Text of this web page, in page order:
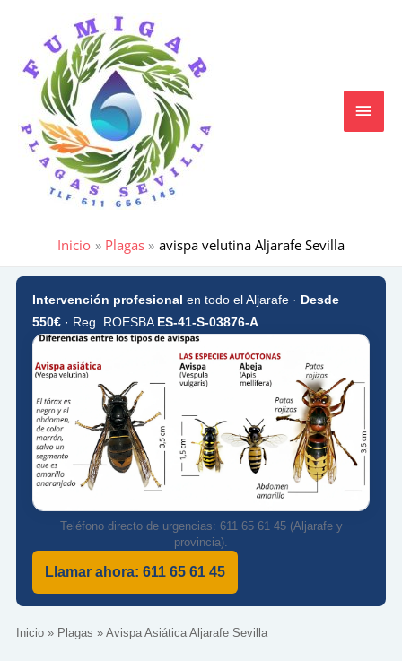
contenido
Inicio Plagas avispa velutina Aljarafe Sevilla
Intervención profesional en todo el Aljarafe · Desde
550€· Reg. ROESBAES-41-S-03876-A
Teléfono directo de urgencias: 611 65 61 45 (Aljarafe y
provincia).
Llamar ahora: 611 65 61 45
Inicio» Plagas » Avispa Asiática Aljarafe Sevilla